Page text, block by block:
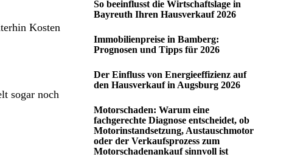
Kosten
sogar noch
So beeinflusst die Wirtschaftslage in
Bayreuth Ihren Hausverkauf 2026
Immobilienpreise in Bamberg:
Prognosen und Tipps für 2026
Der Einfluss von Energieeffizienz auf
den Hausverkauf in Augsburg 2026
Motorschaden: Warum eine
fachgerechte Diagnose entscheidet, ob
Motorinstandsetzung, Austauschmotor
oder der Verkaufsprozess zum
Motorschadenankauf sinnvoll ist